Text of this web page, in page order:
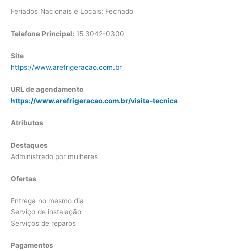
Feriados Nacionais e Locais: Fechado
Telefone Principal: 15 3042-0300
Site
https://www.arefrigeracao.com.br
URL de agendamento
https://www.arefrigeracao.com.br/visita-tecnica
Atributos
Destaques
Administrado por mulheres
Ofertas
Entrega no mesmo dia
Serviço de instalação
Serviços de reparos
Pagamentos